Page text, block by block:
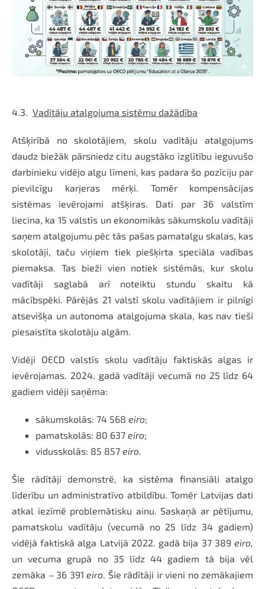
4.3. Vadītāju atalgojuma sistēmu dažādība
Atšķirībā no skolotājiem, skolu vadītāju atalgojums
daudz biežāk pārsniedz citu augstāko izglītību ieguvušo
darbinieku vidējo algu līmeni, kas padara šo pozīciju par
pievilcīgu karjeras mērķi. Tomēr kompensācijas
sistēmas ievērojami atšķiras. Dati par 36 valstīm
liecina, ka 15 valstīs un ekonomikās sākumskolu vadītāji
saņem atalgojumu pēc tās pašas pamatalgu skalas, kas
skolotāji, taču viņiem tiek piešķirta speciāla vadības
piemaksa. Tas bieži vien notiek sistēmās, kur skolu
vadītāji saglabā arī noteiktu stundu skaitu kā
mācībspēki. Pārējās 21 valstī skolu vadītājiem ir pilnīgi
atsevišķa un autonoma atalgojuma skala, kas nav tieši
piesaistīta skolotāju algām.
Vidēji OECD valstīs skolu vadītāju faktiskās algas ir
ievērojamas. 2024. gadā vadītāji vecumā no 25 līdz 64
gadiem vidēji saņēma:
sākumskolās: 74 568 eiro;
pamatskolās: 80 637 eiro;
vidusskolās: 85 857 eiro.
Šie rādītāji demonstrē, ka sistēma finansiāli atalgo
līderību un administratīvo atbildību. Tomēr Latvijas dati
atkal iezīmē problemātisku ainu. Saskaņā ar pētījumu,
pamatskolu vadītāju (vecumā no 25 līdz 34 gadiem)
vidējā faktiskā alga Latvijā 2022. gadā bija 37 389 eiro,
un vecuma grupā no 35 līdz 44 gadiem tā bija vēl
zemāka – 36 391 eiro. Šie rādītāji ir vieni no zemākajiem